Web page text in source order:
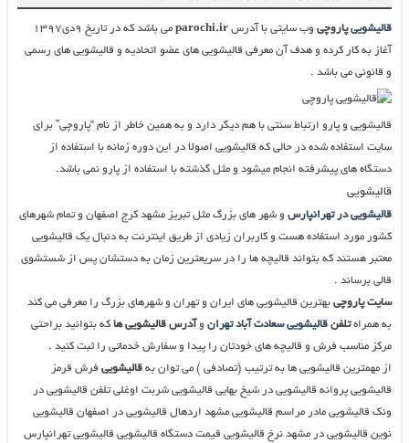
قالیشویی پاروچیوب سایتی با آدرس parochi.ir
می باشد که در تاریخ ۹دی۱۳۹۷
آغاز به کار کرده و هدف آن معرفی قالیشویی های عضو اتحادیه و قالیشویی های رسمی
و قانونی می باشد .
قالیشویی و پارو ارتباط سنتی با هم دیگر دارد و به همین خاطر از نام “پاروچی” برای
سایت استفاده شده در حالی که قالیشویی اصولا در این دوره زمانه با استفاده از
دستگاه های پیشرفته انجام میشود و مثل گذشته با استفاده از پارو نمی باشد.
قالیشویی
قالیشویی در تهرانپارسو شهر های بزرگ مثل تبریز مشهد کرج اصفهان و تمام شهرهای
کشور مورد استفاده هست و کاربران زیادی از طریق اینترنت به دنبال یک قالیشویی
معتبر هستند که بتواند قالیچه ها را در سریعترین زمان به دستشان پس از شستشوی
قالی برساند .
سایت پاروچیبهترین قالیشویی های ایران و تهران و شهرهای بزرگ را معرفی می کند
به همراهتلفن قالیشویی سعادت آباد تهرانو آدرس قالیشویی هاکه بتوانید براحتی
مرکز مناسب فرش و قالیچه های خودتان را پیدا و سفارش خدماتی را ثبت کنید .
از مهمترین قالیشویی ها به ترتیب (تصادفی ) می توان به قالیشویی فرش قرمز
قالیشویی پروانه قالیشویی در شیخ بهایی قالیشویی شربت اوغلی تلفن قالیشویی در
ونک قالیشویی مادر مراسم قالیشویی مشهد اردهال قالیشویی در اصفهان قالیشویی
نوین قالیشویی در مشهد نرخ قالیشویی قیمت دستگاه قالیشویی قالیشویی تهرانپارس